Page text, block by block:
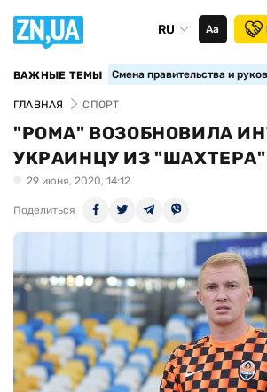
RU Аа
ВАЖНЫЕ ТЕМЫ Смена правительства и
ГЛАВНАЯ СПОРТ
"РОМА" ВОЗОБНОВИЛА
УКРАИНЦУ ИЗ "ШАХТЕРА"
29 июня, 2020, 14:12
Поделиться